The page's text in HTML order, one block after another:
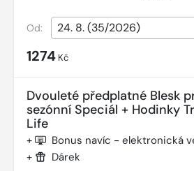
Od:
1274 Kč
Dvouleté předplatné Blesk
sezónní Speciál + Hodinky
Life
+ Bonus navíc - elektronická
+ Dárek